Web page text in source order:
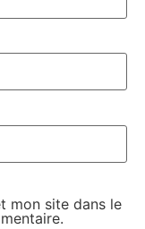
mon site dans le